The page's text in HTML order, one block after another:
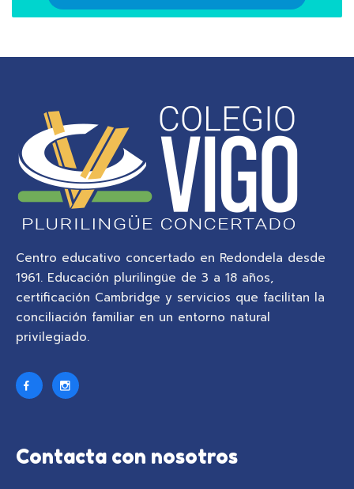
Centro educativo concertado en Redondela desde
1961. Educación plurilingüe de 3 a 18 años,
certificación Cambridge y servicios que facilitan la
conciliación familiar en un entorno natural
privilegiado.
Contacta con nosotros